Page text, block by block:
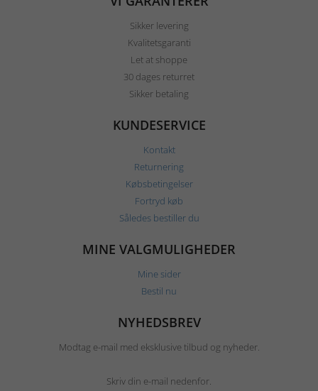
Sikker levering
Kvalitetsgaranti
Let at shoppe
30 dages returret
Sikker betaling
KUNDESERVICE
Kontakt
Returnering
Købsbetingelser
Fortryd køb
Således bestiller du
MINE VALGMULIGHEDER
Mine sider
Bestil nu
NYHEDSBREV
Modtag e-mail med eksklusive tilbud og nyheder.
Skriv din e-mail nedenfor.